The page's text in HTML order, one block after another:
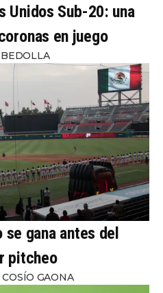
Unidos Sub-20: una
en juego
gana antes del
pitcheo
GAONA